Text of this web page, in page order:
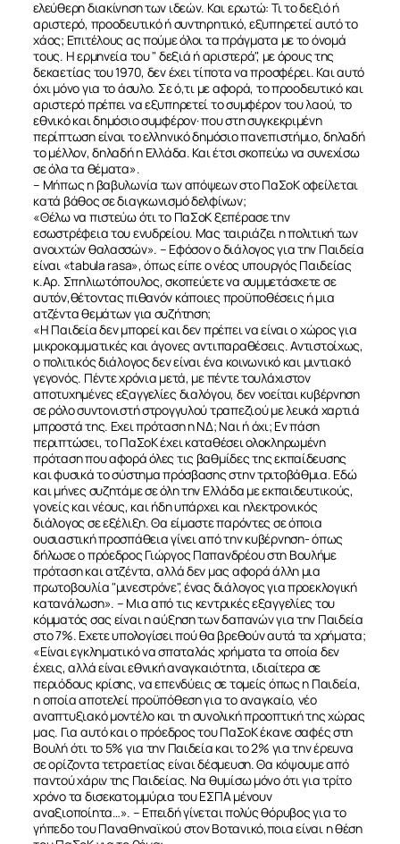
ΝΕΑ
ΕΠΙΚΟΙΝΩΝΙΑ
ελεύθερη διακίνηση των ιδεών. Και ερωτώ: Τι το δεξιό ή
αριστερό, προοδευτικό ή συντηρητικό, εξυπηρετεί αυτό το
χάος; Επιτέλους ας πούμε όλοι τα πράγματα με το όνομά
τους. Η ερμηνεία του " δεξιά ή αριστερά", με όρους της
δεκαετίας του 1970, δεν έχει τίποτα να προσφέρει. Και αυτό
όχι μόνο για το άσυλο. Σε ό,τι με αφορά, το προοδευτικό και
αριστερό πρέπει να εξυπηρετεί το συμφέρον του λαού, το
εθνικό και δημόσιο συμφέρον· που στη συγκεκριμένη
περίπτωση είναι το ελληνικό δημόσιο πανεπιστήμιο, δηλαδή
το μέλλον, δηλαδή η Ελλάδα. Και έτσι σκοπεύω να συνεχίσω
σε όλα τα θέματα».
– Μήπως η βαβυλωνία των απόψεων στο ΠαΣοΚ οφείλεται
κατά βάθος σε διαγκωνισμό δελφίνων;
«Θέλω να πιστεύω ότι το ΠαΣοΚ ξεπέρασε την
εσωστρέφεια του ενυδρείου. Μας ταιριάζει η πολιτική των
ανοιχτών θαλασσών». – Εφόσον ο διάλογος για την Παιδεία
είναι «tabula rasa», όπως είπε ο νέος υπουργός Παιδείας
κ.Αρ. Σπηλιωτόπουλος, σκοπεύετε να συμμετάσχετε σε
αυτόν,θέτοντας πιθανόν κάποιες προϋποθέσεις ή μια
ατζέντα θεμάτων για συζήτηση;
«Η Παιδεία δεν μπορεί και δεν πρέπει να είναι ο χώρος για
μικροκομματικές και άγονες αντιπαραθέσεις. Αντιστοίχως,
ο πολιτικός διάλογος δεν είναι ένα κοινωνικό και μιντιακό
γεγονός. Πέντε χρόνια μετά, με πέντε τουλάχιστον
αποτυχημένες εξαγγελίες διαλόγου, δεν νοείται κυβέρνηση
σε ρόλο συντονιστή στρογγυλού τραπεζιού με λευκά χαρτιά
μπροστά της. Εχει πρόταση η ΝΔ; Ναι ή όχι; Εν πάση
περιπτώσει, το ΠαΣοΚ έχει καταθέσει ολοκληρωμένη
πρόταση που αφορά όλες τις βαθμίδες της εκπαίδευσης
και φυσικά το σύστημα πρόσβασης στην τριτοβάθμια. Εδώ
και μήνες συζητάμε σε όλη την Ελλάδα με εκπαιδευτικούς,
γονείς και νέους, και ήδη υπάρχει και ηλεκτρονικός
διάλογος σε εξέλιξη. Θα είμαστε παρόντες σε όποια
ουσιαστική προσπάθεια γίνει από την κυβέρνηση- όπως
δήλωσε ο πρόεδρος Γιώργος Παπανδρέου στη Βουλήμε
πρόταση και ατζέντα, αλλά δεν μας αφορά άλλη μια
πρωτοβουλία "μινεστρόνε", ένας διάλογος για προεκλογική
κατανάλωση». – Μια από τις κεντρικές εξαγγελίες του
κόμματός σας είναι η αύξηση των δαπανών για την Παιδεία
στο 7%. Εχετε υπολογίσει πού θα βρεθούν αυτά τα χρήματα;
«Είναι εγκληματικό να σπαταλάς χρήματα τα οποία δεν
έχεις, αλλά είναι εθνική αναγκαιότητα, ιδιαίτερα σε
περιόδους κρίσης, να επενδύεις σε τομείς όπως η Παιδεία,
η οποία αποτελεί προϋπόθεση για το αναγκαίο, νέο
αναπτυξιακό μοντέλο και τη συνολική προοπτική της χώρας
μας. Για αυτό και ο πρόεδρος του ΠαΣοΚ έκανε σαφές στη
Βουλή ότι το 5% για την Παιδεία και το 2% για την έρευνα
σε ορίζοντα τετραετίας είναι δέσμευση. Θα κόψουμε από
παντού χάριν της Παιδείας. Να θυμίσω μόνο ότι για τρίτο
χρόνο τα δισεκατομμύρια του ΕΣΠΑ μένουν
αναξιοποίητα…». – Επειδή γίνεται πολύς θόρυβος για το
γήπεδο του Παναθηναϊκού στον Βοτανικό,ποια είναι η θέση